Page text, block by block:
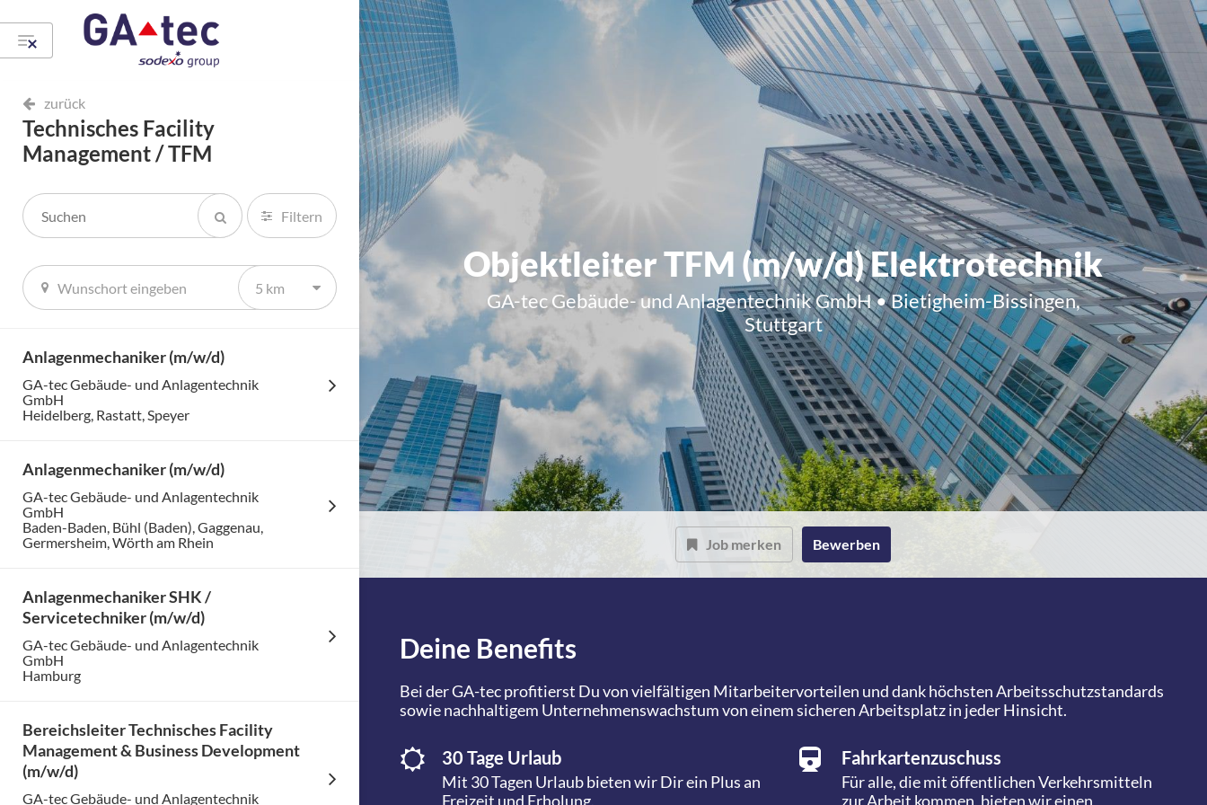
zurück
Technisches Facility
Management / TFM
Filtern
5 km
Anlagenmechaniker (m/w/d)
GA-tec Gebäude- und Anlagentechnik
GmbH
Heidelberg, Rastatt, Speyer
Anlagenmechaniker (m/w/d)
GA-tec Gebäude- und Anlagentechnik
GmbH
Baden-Baden, Bühl (Baden), Gaggenau,
Germersheim, Wörth am Rhein
Anlagenmechaniker SHK /
Servicetechniker (m/w/d)
GA-tec Gebäude- und Anlagentechnik
GmbH
Hamburg
Bereichsleiter Technisches Facility
Management & Business Development
(m/w/d)
GA-tec Gebäude- und Anlagentechnik
Objektleiter TFM (m/w/d) Elektrotechnik
GA-tec Gebäude- und Anlagentechnik GmbH • Bietigheim-Bissingen,
Stuttgart
Job merken Bewerben
Deine Benefits
Bei der GA-tec profitierst Du von vielfältigen Mitarbeitervorteilen und dank höchsten Arbeitsschutzstandards
sowie nachhaltigem Unternehmenswachstum von einem sicheren Arbeitsplatz in jeder Hinsicht.
30 Tage Urlaub
Mit 30 Tagen Urlaub bieten wir Dir ein Plus an
Freizeit und Erholung.
Fahrkartenzuschuss
Für alle, die mit öffentlichen Verkehrsmitteln
zur Arbeit kommen, bieten wir einen